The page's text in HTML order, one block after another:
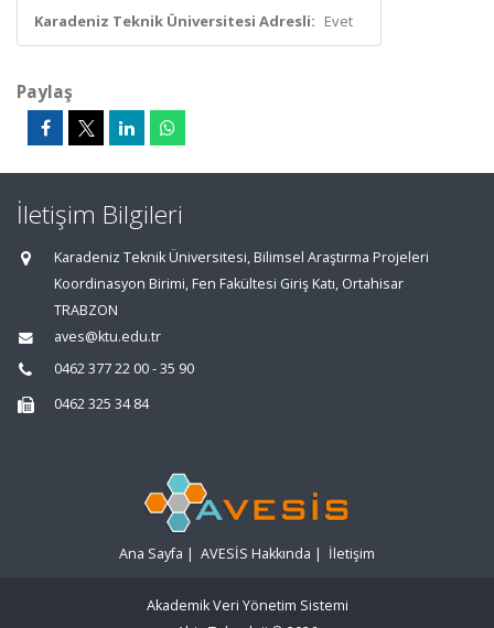
Karadeniz Teknik Üniversitesi Adresli: Evet
Paylaş
İletişim Bilgileri
Karadeniz Teknik Üniversitesi, Bilimsel Araştırma Projeleri
Koordinasyon Birimi, Fen Fakültesi Giriş Katı, Ortahisar
TRABZON
aves@ktu.edu.tr
0462 377 22 00 - 35 90
0462 325 34 84
Ana Sayfa | AVESİS Hakkında | İletişim
Akademik Veri Yönetim Sistemi